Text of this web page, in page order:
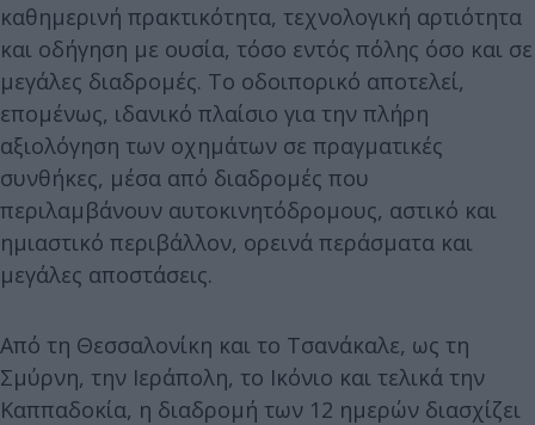
καθημερινή πρακτικότητα, τεχνολογική αρτιότητα
και οδήγηση με ουσία, τόσο εντός πόλης όσο και σε
μεγάλες διαδρομές. Το οδοιπορικό αποτελεί,
επομένως, ιδανικό πλαίσιο για την πλήρη
αξιολόγηση των οχημάτων σε πραγματικές
συνθήκες, μέσα από διαδρομές που
περιλαμβάνουν αυτοκινητόδρομους, αστικό και
ημιαστικό περιβάλλον, ορεινά περάσματα και
μεγάλες αποστάσεις.
Από τη Θεσσαλονίκη και το Τσανάκαλε, ως τη
Σμύρνη, την Ιεράπολη, το Ικόνιο και τελικά την
Καππαδοκία, η διαδρομή των 12 ημερών διασχίζει